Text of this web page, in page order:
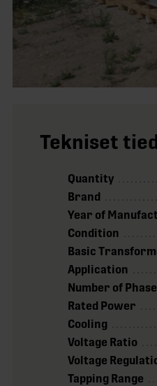
Tekniset
Quantity
Brand
Year of
Condition
Basic
Application
Number of
Rated Power
Cooling
Voltage Ratio
Voltage
Tapping Range